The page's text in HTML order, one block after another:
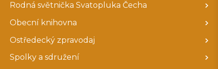
Rodná světnička Svatopluka Čecha
Obecní knihovna
Ostředecký zpravodaj
Spolky a sdružení